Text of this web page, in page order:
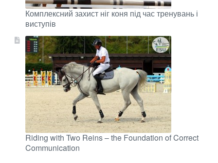
Комплексний захист ніг коня під час тренувань і
виступів
Riding with Two Reins – the Foundation of Correct
Communication